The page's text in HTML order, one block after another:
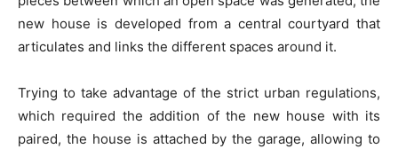
new house is developed from a central courtyard that
articulates and links the different spaces around it.
Trying to take advantage of the strict urban regulations,
which required the addition of the new house with its
paired, the house is attached by the garage, allowing to